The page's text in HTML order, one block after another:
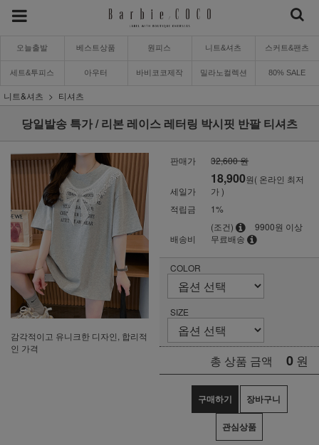
오늘출발 베스트상품 원피스 니트&셔츠 스커트&팬츠
세트&투피스 아우터 바비코코제작 밀라노컬렉션 80% SALE
니트&셔츠 티셔츠
당일발송 특가 / 리본 레이스 레터링 박시핏 반팔 티셔츠
감각적이고 유니크한 디자인, 합리적
인 가격
판매가 32,600 원
세일가
18,900원( 온라인 최저
가 )
적립금
1%
배송비
(조건)
9900원 이상
무료배송
COLOR
SIZE
총 상품 금액 0 원
구매하기 장바구니
관심상품